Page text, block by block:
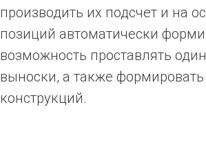
производить их подсчет и на
позиций автоматически
возможность проставлять
выноски, а также
конструкций.